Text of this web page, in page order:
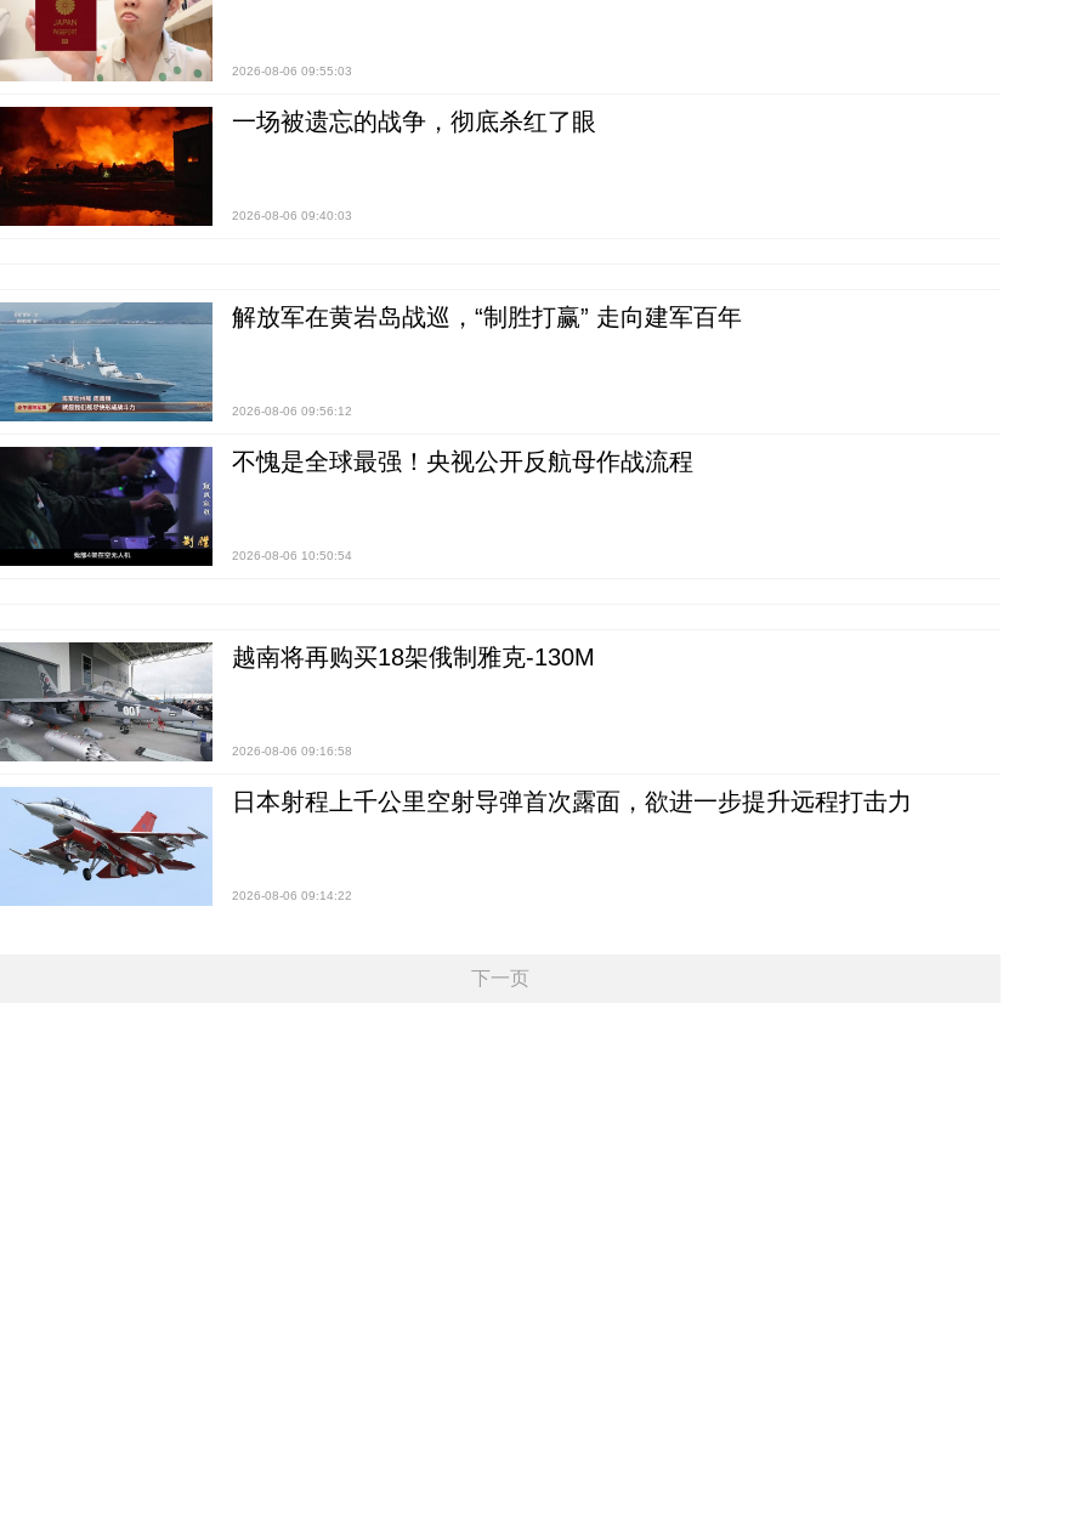
2026-08-06 09:55:03
一场被遗忘的战争，彻底杀红了眼
2026-08-06 09:40:03
解放军在黄岩岛战巡，“制胜打赢” 走向建军百年
2026-08-06 09:56:12
不愧是全球最强！央视公开反航母作战流程
2026-08-06 10:50:54
越南将再购买18架俄制雅克-130M
2026-08-06 09:16:58
日本射程上千公里空射导弹首次露面，欲进一步提升远程打击力
2026-08-06 09:14:22
下一页